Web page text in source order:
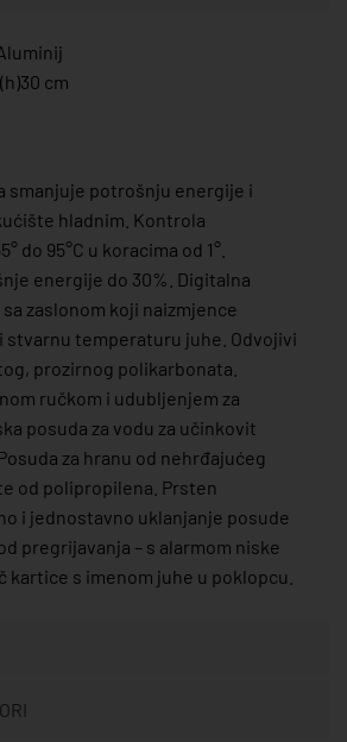
cm
smanjuje potrošnju energije i
hladnim. Kontrola
do 95°C u koracima od 1°.
energije do 30%. Digitalna
zaslonom koji naizmjence
stvarnu temperaturu juhe. Odvojivi
prozirnog polikarbonata.
ručkom i udubljenjem za
posuda za vodu za učinkovit
za hranu od nehrđajućeg
od polipropilena. Prsten
i jednostavno uklanjanje posude
pregrijavanja – s alarmom niske
kartice s imenom juhe u poklopcu.